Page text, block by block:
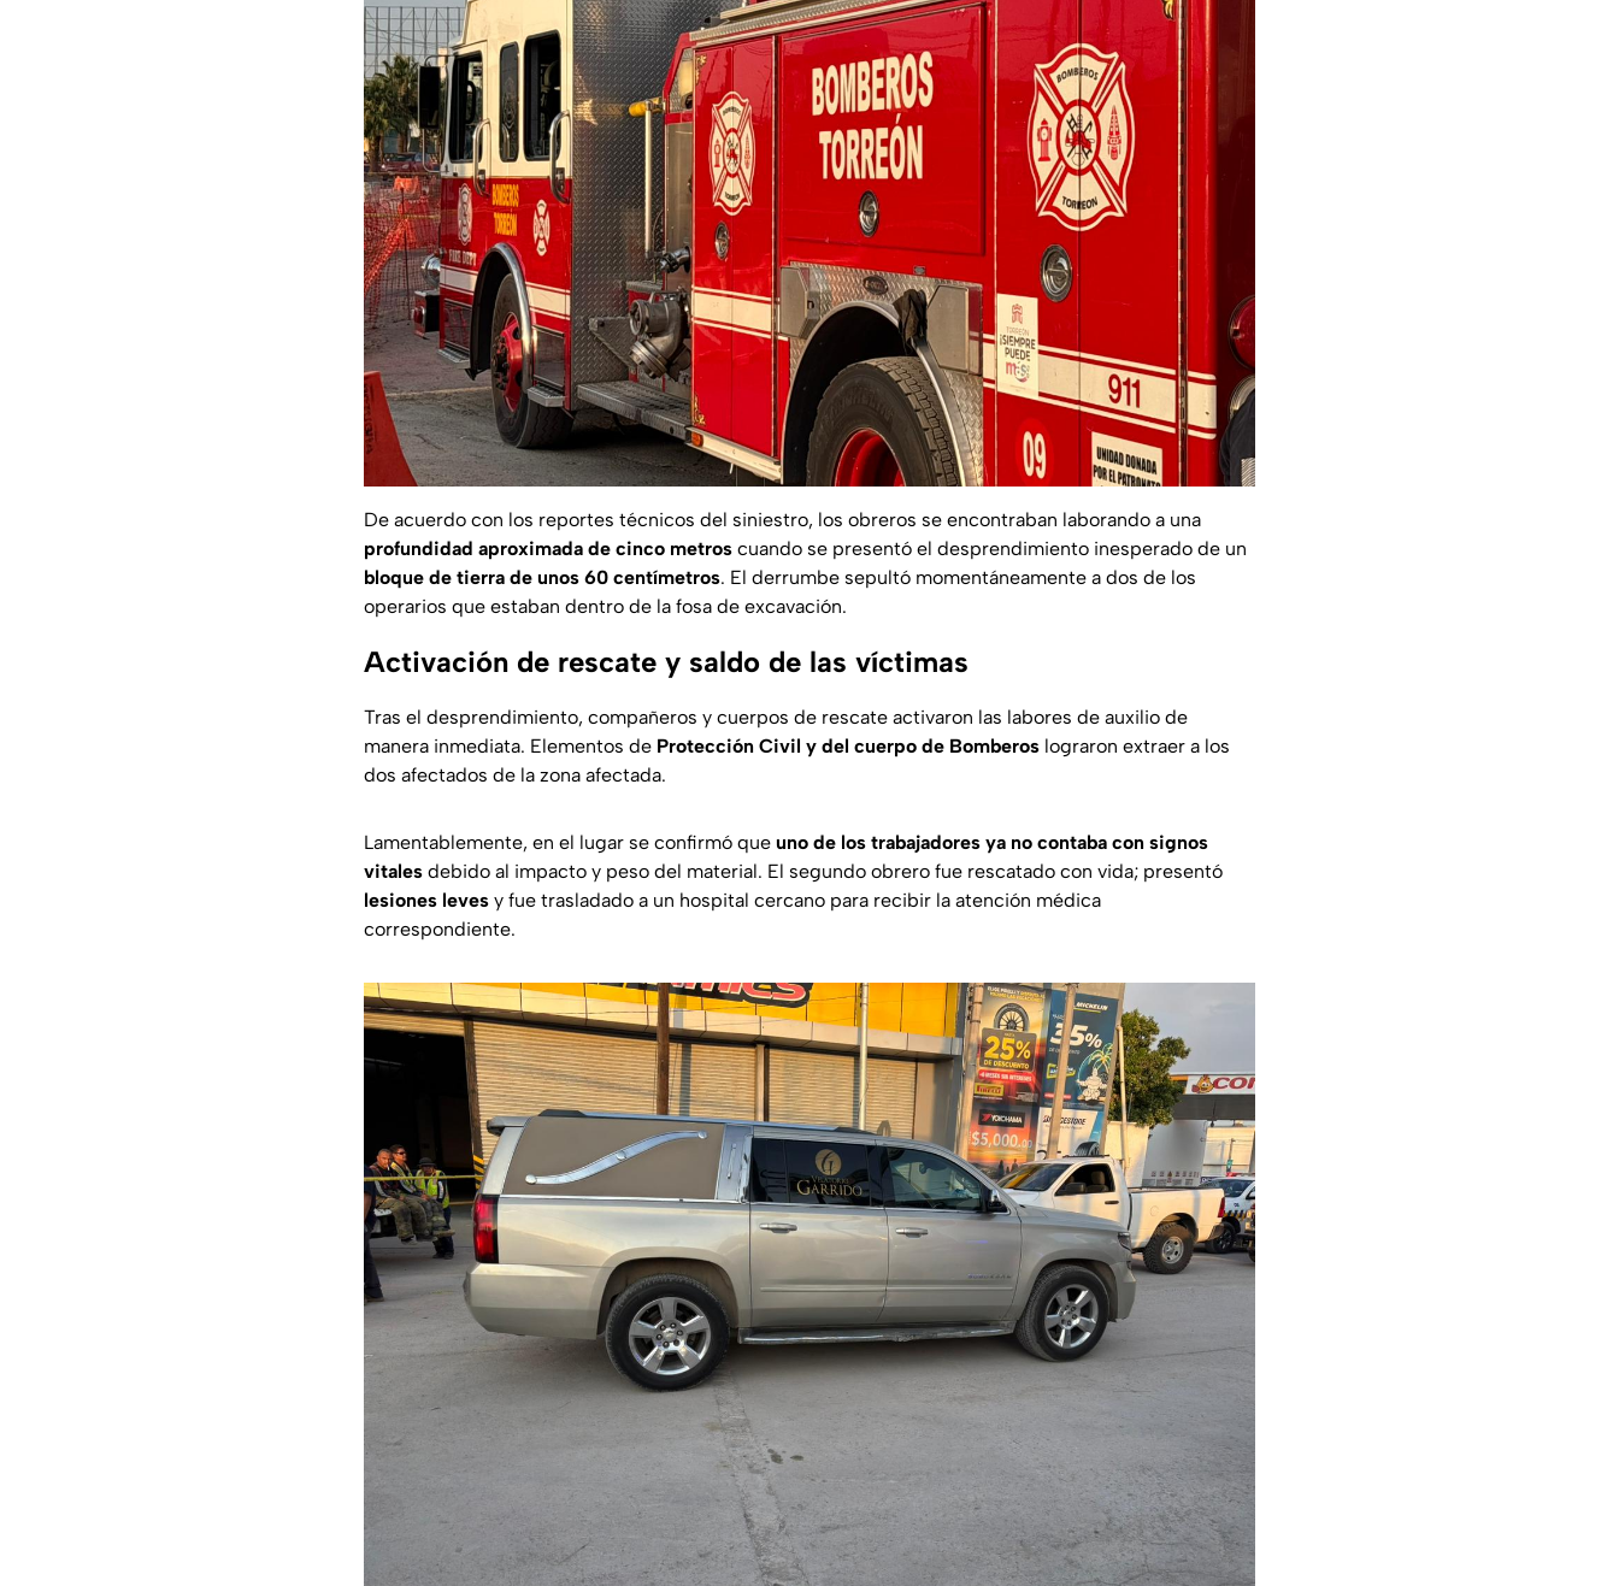
De acuerdo con los reportes técnicos del siniestro, los obreros se encontraban laborando a una
profundidad aproximada de cinco metros cuando se presentó el desprendimiento inesperado de un
bloque de tierra de unos 60 centímetros. El derrumbe sepultó momentáneamente a dos de los
operarios que estaban dentro de la fosa de excavación.
Activación de rescate y saldo de las víctimas
Tras el desprendimiento, compañeros y cuerpos de rescate activaron las labores de auxilio de
manera inmediata. Elementos de Protección Civil y del cuerpo de Bomberos lograron extraer a los
dos afectados de la zona afectada.
Lamentablemente, en el lugar se confirmó que uno de los trabajadores ya no contaba con signos
vitales debido al impacto y peso del material. El segundo obrero fue rescatado con vida; presentó
lesiones leves y fue trasladado a un hospital cercano para recibir la atención médica
correspondiente.